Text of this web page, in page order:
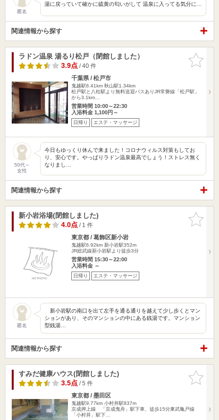
匿名
湯に戻っていて確かに硫黄の匂いがして 温泉に入ってる気分に…
関連情報から探す
お気に入
りに追加
ラドン温泉 湯るり松戸（閉館しました）
3.9点/ 40 件
千葉県 / 松戸市
鬼越駅6.41km 秋山駅1.34km
松戸駅と八柱駅より無料送迎バスありJR常磐線「松戸駅」
から3.1km…
営業時間 10:00～22:30
入浴料金 1,100円～
日帰り エステ・マッサージ
50代～
女性
今日もゆっくり休んで来ました！コロナウィルス対策もしてお
り、安心です。やっぱりラドン温泉最高でしょう！ストレス無く
なりまし…
関連情報から探す
お気に入
りに追加
新小岩浴場(閉館しました)
4.0点/ 1 件
東京都 / 葛飾区新小岩
鬼越駅6.92km 新小岩駅352m
JR総武線新小岩駅より徒歩3分
営業時間 15:30～22:00
入浴料金 ～
日帰り エステ・マッサージ
匿名
新小岩駅の南口を出て左手を通る通りを越えて少し歩くとマン
ションがあり、そのマンションの中にある銭湯です。マンション
型銭湯…
関連情報から探す
お気に入
りに追加
すみだ健康ハウス(閉館しました)
3.5点/ 5 件
東京都 / 墨田区
鬼越駅9.77km 小村井駅837m
京成押上線 「京成曳舟」駅下車、徒歩15分東武亀戸線
「小村井」駅下…